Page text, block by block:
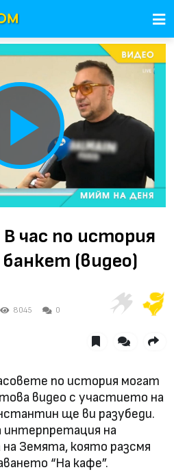
Play
Video
час по история
банкет (видео)
8045 0
по история могат
видео с участието на
ще ви разубеди.
интерпретация на
Земята, която разсмя
“На кафе”.